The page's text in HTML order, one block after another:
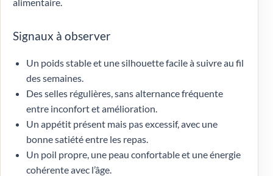
Signaux à observer
Un poids stable et une silhouette facile à suivre au fil
des semaines.
Des selles régulières, sans alternance fréquente
entre inconfort et amélioration.
Un appétit présent mais pas excessif, avec une
bonne satiété entre les repas.
Un poil propre, une peau confortable et une énergie
cohérente avec l’âge.